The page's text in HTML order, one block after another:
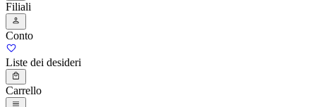
Filiali
Conto
Liste dei desideri
Carrello